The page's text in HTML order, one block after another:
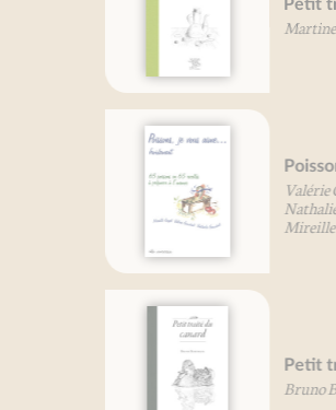
Petit traité de
Martine Agrech
Poissons, je vous
Valérie Gaudant
Nathalie Gaudant
Mireille Gayet
Petit traité du
Bruno Bertheuil